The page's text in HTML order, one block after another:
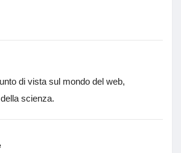
di vista sul mondo del web,
scienza.